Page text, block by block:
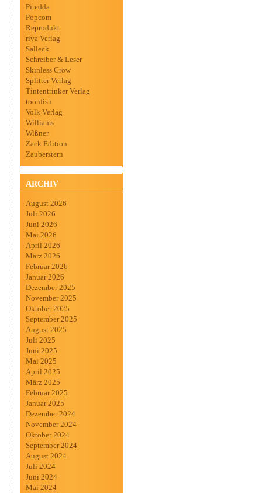
Piredda
Popcom
Reprodukt
riva Verlag
Salleck
Schreiber & Leser
Skinless Crow
Splitter Verlag
Tintentrinker Verlag
toonfish
Volk Verlag
Williams
Wißner
Zack Edition
Zauberstern
ARCHIV
August 2026
Juli 2026
Juni 2026
Mai 2026
April 2026
März 2026
Februar 2026
Januar 2026
Dezember 2025
November 2025
Oktober 2025
September 2025
August 2025
Juli 2025
Juni 2025
Mai 2025
April 2025
März 2025
Februar 2025
Januar 2025
Dezember 2024
November 2024
Oktober 2024
September 2024
August 2024
Juli 2024
Juni 2024
Mai 2024